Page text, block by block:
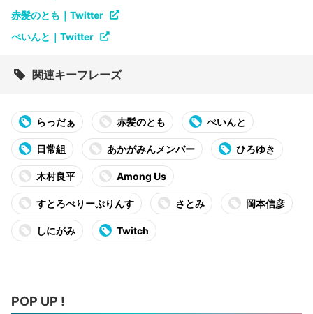
赤髪のとも｜Twitter
ぺいんと｜Twitter
関連キーフレーズ
らっだぁ 赤髪のとも ぺいんと
日常組 あかがみんメンバー ひろゆき
木村良平 Among Us
すとろべりーぷりんす さとみ 岡本信彦
しにがみ Twitch
POP UP !